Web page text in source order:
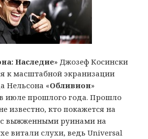
Наследие» Джозеф Косински
к масштабной экранизации
Нельсона «Обливион»
июле прошлого года. Прошло
известно, кто покажется на
выжженными руинами на
витали слухи, ведь Universal